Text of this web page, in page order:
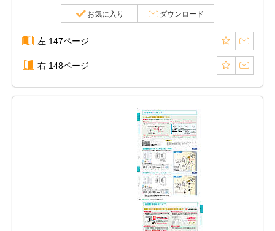
お気に入り ダウンロード
左 147ページ
右 148ページ